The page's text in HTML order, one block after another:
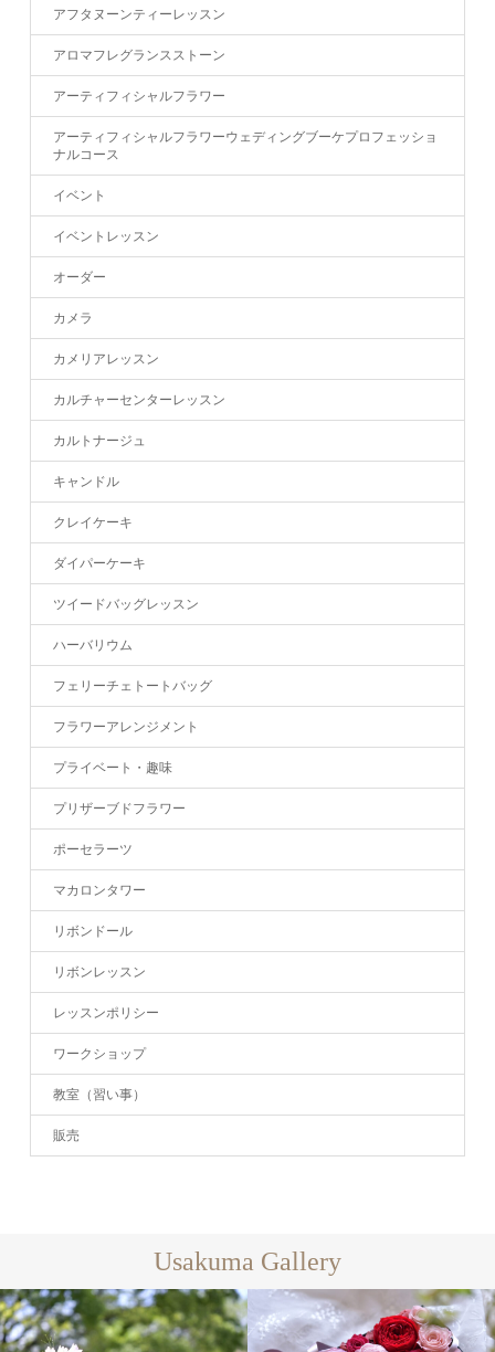
アフタヌーンティーレッスン
アロマフレグランスストーン
アーティフィシャルフラワー
アーティフィシャルフラワーウェディングブーケプロフェッショ
ナルコース
イベント
イベントレッスン
オーダー
カメラ
カメリアレッスン
カルチャーセンターレッスン
カルトナージュ
キャンドル
クレイケーキ
ダイパーケーキ
ツイードバッグレッスン
ハーバリウム
フェリーチェトートバッグ
フラワーアレンジメント
プライベート・趣味
プリザーブドフラワー
ポーセラーツ
マカロンタワー
リボンドール
リボンレッスン
レッスンポリシー
ワークショップ
教室（習い事）
販売
Usakuma Gallery